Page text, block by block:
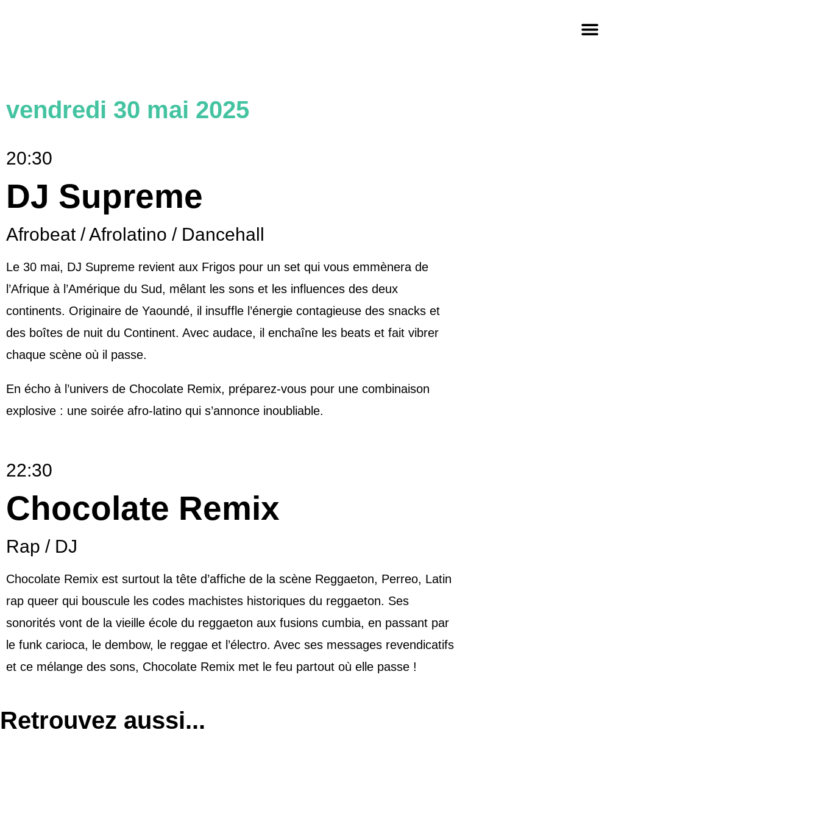
vendredi 30 mai 2025
20:30
DJ Supreme
Afrobeat / Afrolatino / Dancehall
Le 30 mai, DJ Supreme revient aux Frigos pour un set qui vous emmènera de
l’Afrique à l’Amérique du Sud, mêlant les sons et les influences des deux
continents. Originaire de Yaoundé, il insuffle l’énergie contagieuse des snacks et
des boîtes de nuit du Continent. Avec audace, il enchaîne les beats et fait vibrer
chaque scène où il passe.
En écho à l’univers de Chocolate Remix, préparez-vous pour une combinaison
explosive : une soirée afro-latino qui s’annonce inoubliable.
22:30
Chocolate Remix
Rap / DJ
Chocolate Remix est surtout la tête d’affiche de la scène Reggaeton, Perreo, Latin
rap queer qui bouscule les codes machistes historiques du reggaeton. Ses
sonorités vont de la vieille école du reggaeton aux fusions cumbia, en passant par
le funk carioca, le dembow, le reggae et l’électro. Avec ses messages revendicatifs
et ce mélange des sons, Chocolate Remix met le feu partout où elle passe !
Retrouvez aussi...